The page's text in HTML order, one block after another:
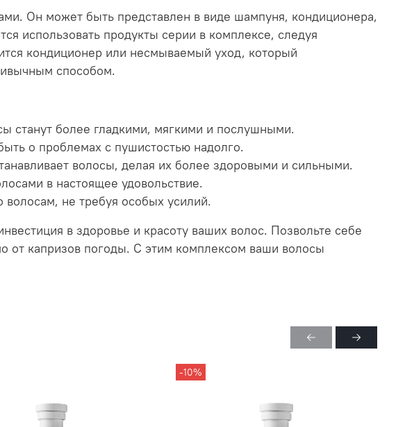
Он может быть представлен в виде шампуня, кондиционера,
использовать продукты серии в комплексе, следуя
кондиционер или несмываемый уход, который
способом.
станут более гладкими, мягкими и послушными.
о проблемах с пушистостью надолго.
волосы, делая их более здоровыми и сильными.
в настоящее удовольствие.
не требуя особых усилий.
в здоровье и красоту ваших волос. Позвольте себе
от капризов погоды. С этим комплексом ваши волосы
-10%